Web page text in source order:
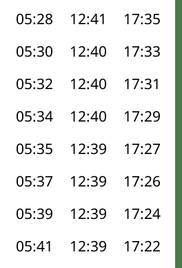
05:28 12:41 17:35
05:30 12:40 17:33
05:32 12:40 17:31
05:34 12:40 17:29
05:35 12:39 17:27
05:37 12:39 17:26
05:39 12:39 17:24
05:41 12:39 17:22